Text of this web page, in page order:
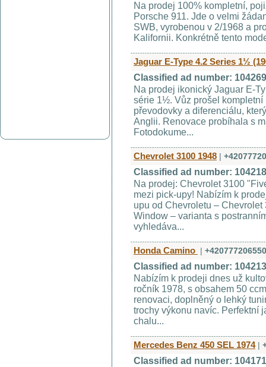
Na prodej 100% kompletní,
Porsche 911. Jde o velmi
SWB, vyrobenou v 2/1968 a
Kalifornii. Konkrétně tento
Jaguar E-Type 4.2 Series 1½
Classified ad number:
Na prodej ikonický Jaguar E-
série 1½. Vůz prošel kompletní
převodovky a diferenciálu,
Anglii. Renovace probíhala s
Fotodokume...
Chevrolet 3100 1948 |
Classified ad number:
Na prodej: Chevrolet 3100
mezi pick-upy! Nabízím k
upu od Chevroletu – Chevrolet
Window – varianta s
vyhledáva...
Honda Camino | +420777206550
Classified ad number:
Nabízím k prodeji dnes už
ročník 1978, s obsahem 50
renovaci, doplněný o lehký
trochy výkonu navíc. Perfektní
chalu...
Mercedes Benz 450 SEL 1974 |
Classified ad number: